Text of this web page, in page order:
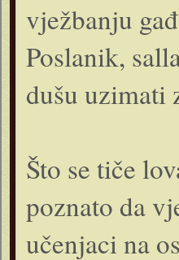
vježbanju
Poslanik,
dušu uzimati
Što se tiče
poznato da
učenjaci na